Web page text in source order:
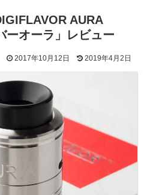
AURA
ーオーラ」レビュー
2017年10月12日 2019年4月2日